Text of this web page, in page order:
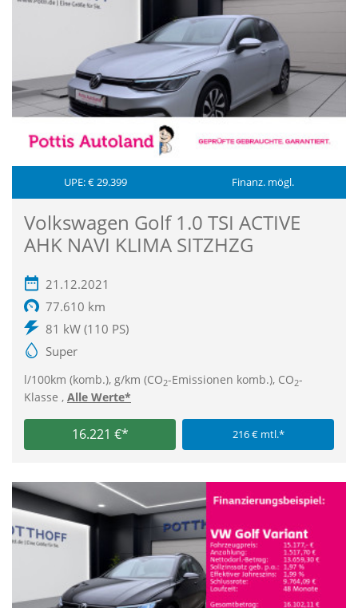
UPE: € 29.399 Finanz. mögl.
Volkswagen Golf 1.0 TSI ACTIVE
AHK NAVI KLIMA SITZHZG
21.12.2021
77.610 km
81 kW (110 PS)
Super
l/100km (komb.), g/km (CO2-Emissionen komb.), CO2-
Klasse , Alle Werte*
16.221 €* 216 € mtl.*